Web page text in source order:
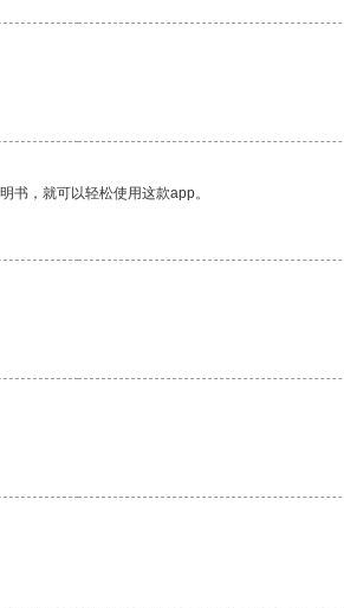
书，就可以轻松使用这款app。